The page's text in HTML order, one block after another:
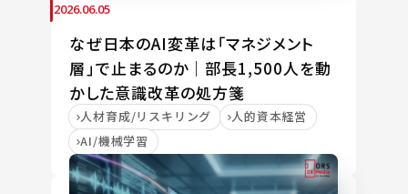
2026.06.05
なぜ日本のAI変革は「マネジメント
層」で止まるのか｜部長1,500人を動
かした意識改革の処方箋
人材育成/リスキリング
人的資本経営
AI/機械学習